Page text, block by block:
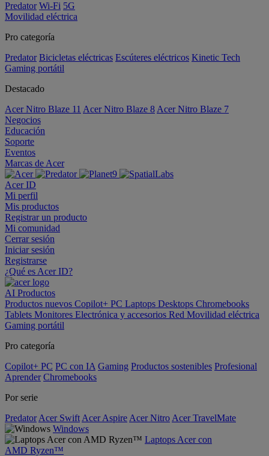
Predator Wi-Fi 5G
Movilidad eléctrica
Pro categoría
Predator Bicicletas eléctricas Escúteres eléctricos Kinetic Tech
Gaming portátil
Destacado
Acer Nitro Blaze 11 Acer Nitro Blaze 8 Acer Nitro Blaze 7
Negocios
Educación
Soporte
Eventos
Marcas de Acer
Acer ID
Mi perfil
Mis productos
Registrar un producto
Mi comunidad
Cerrar sesión
Iniciar sesión
Registrarse
¿Qué es Acer ID?
AI Productos
Productos nuevos Copilot+ PC Laptops Desktops Chromebooks
Tablets Monitores Electrónica y accesorios Red Movilidad eléctrica
Gaming portátil
Pro categoría
Copilot+ PC PC con IA Gaming Productos sostenibles Profesional
Aprender Chromebooks
Por serie
Predator Acer Swift Acer Aspire Acer Nitro Acer TravelMate
Windows
Laptops Acer con
AMD Ryzen™